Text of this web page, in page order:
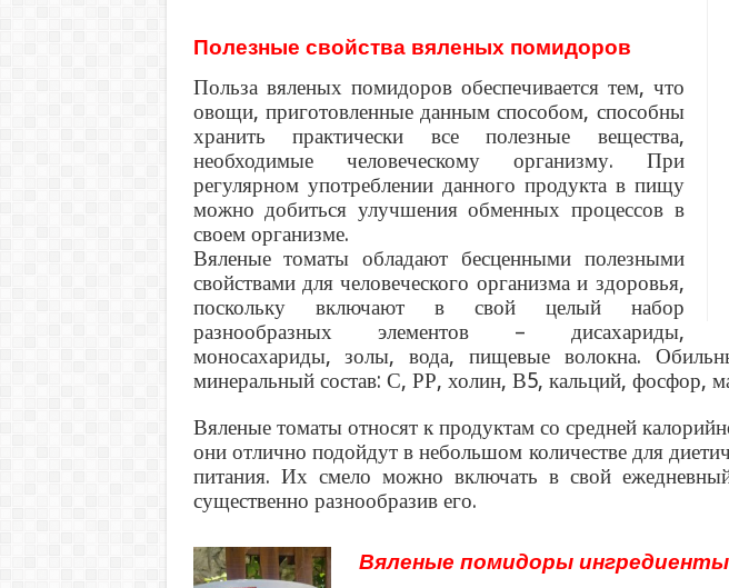
Полезные свойства вяленых помидоров
Польза вяленых помидоров обеспечивается тем, что
овощи, приготовленные данным способом, способны
хранить практически все полезные вещества,
необходимые человеческому организму. При
регулярном употреблении данного продукта в пищу
можно добиться улучшения обменных процессов в
своем организме.
Вяленые томаты обладают бесценными полезными
свойствами для человеческого организма и здоровья,
поскольку включают в свой целый набор
разнообразных элементов – дисахариды,
моносахариды, золы, вода, пищевые волокна.
минеральный состав: С, РР, холин, В5, кальций, фосфор,
Вяленые томаты относят к продуктам со средней
они отлично подойдут в небольшом количестве для
питания. Их смело можно включать в свой
существенно разнообразив его.
Вяленые помидоры